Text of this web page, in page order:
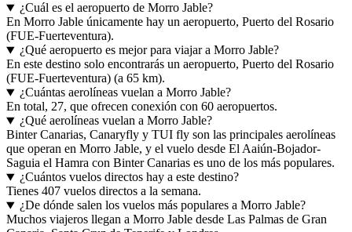
¿Cuál es el aeropuerto de Morro Jable?
En Morro Jable únicamente hay un aeropuerto, Puerto del Rosario
(FUE-Fuerteventura).
¿Qué aeropuerto es mejor para viajar a Morro Jable?
En este destino solo encontrarás un aeropuerto, Puerto del Rosario
(FUE-Fuerteventura) (a 65 km).
¿Cuántas aerolíneas vuelan a Morro Jable?
En total, 27, que ofrecen conexión con 60 aeropuertos.
¿Qué aerolíneas vuelan a Morro Jable?
Binter Canarias, Canaryfly y TUI fly son las principales aerolíneas
que operan en Morro Jable, y el vuelo desde El Aaiún-Bojador-
Saguia el Hamra con Binter Canarias es uno de los más populares.
¿Cuántos vuelos directos hay a este destino?
Tienes 407 vuelos directos a la semana.
¿De dónde salen los vuelos más populares a Morro Jable?
Muchos viajeros llegan a Morro Jable desde Las Palmas de Gran